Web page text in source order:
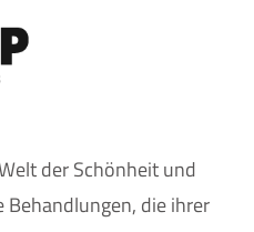
der Schönheit und
die ihrer